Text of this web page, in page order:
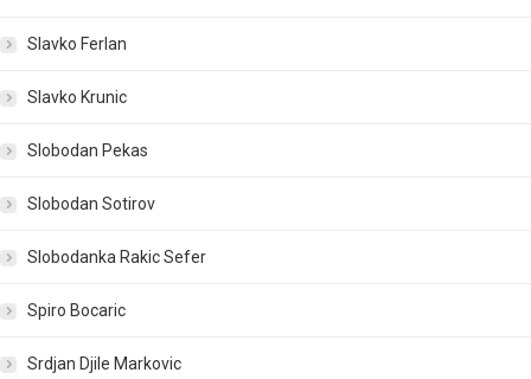
Slavko Ferlan
Slavko Krunic
Slobodan Pekas
Slobodan Sotirov
Slobodanka Rakic Sefer
Spiro Bocaric
Srdjan Djile Markovic